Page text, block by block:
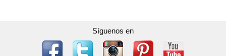
Síguenos en